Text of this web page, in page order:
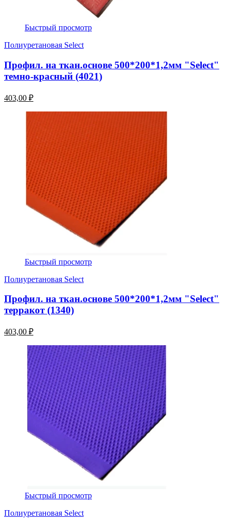
Быстрый просмотр
Полиуретановая Select
Профил. на ткан.основе 500*200*1,2мм "Select"
темно-красный (4021)
403,00 ₽
Быстрый просмотр
Полиуретановая Select
Профил. на ткан.основе 500*200*1,2мм "Select"
терракот (1340)
403,00 ₽
Быстрый просмотр
Полиуретановая Select